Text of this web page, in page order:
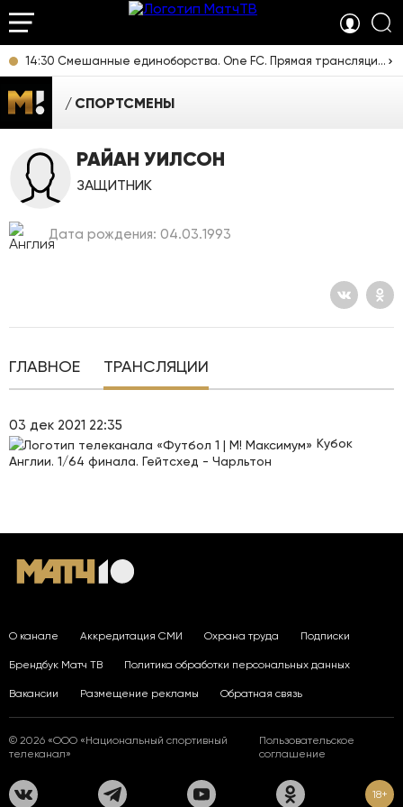
14:30 Смешанные единоборства. One FC. Прямая трансляция из Таиланда
СПОРТСМЕНЫ
РАЙАН УИЛСОН
ЗАЩИТНИК
Дата рождения: 04.03.1993
ГЛАВНОЕ ТРАНСЛЯЦИИ
03 дек 2021 22:35
Кубок
Англии. 1/64 финала. Гейтсхед - Чарльтон
О канале Аккредитация СМИ Охрана труда Подписки
Брендбук Матч ТВ Политика обработки персональных данных
Вакансии Размещение рекламы Обратная связь
© 2026 «ООО «Национальный спортивный
телеканал»
Пользовательское
соглашение
18+